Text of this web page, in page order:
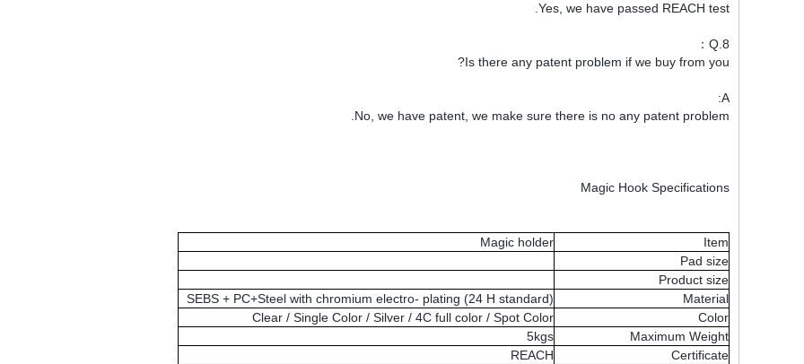
Yes, we have passed REACH test.
8.Q：
Is there any patent problem if we buy from you?
A:
No, we have patent, we make sure there is no any patent problem.
Magic Hook Specifications
Item
Magic holder
Pad size
Product size
Material
SEBS + PC+Steel with chromium electro- plating (24 H standard)
Color
Clear / Single Color / Silver / 4C full color / Spot Color
Maximum Weight
5kgs
Certificate
REACH